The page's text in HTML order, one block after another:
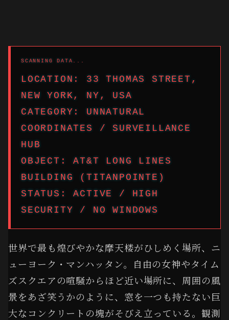
LOCATION: 33 THOMAS STREET,
NEW YORK, NY, USA
CATEGORY: UNNATURAL
COORDINATES / SURVEILLANCE
HUB
OBJECT: AT&T LONG LINES
BUILDING (TITANPOINTE)
STATUS: ACTIVE / HIGH
SECURITY / NO WINDOWS
世界で最も煌びやかな摩天楼がひしめく場所、ニ
ューヨーク・マンハッタン。自由の女神やタイム
ズスクエアの喧騒からほど近い場所に、周囲の風
景をあざ笑うかのように、窓を一つも持たない巨
大なコンクリートの塊がそびえ立っている。観測